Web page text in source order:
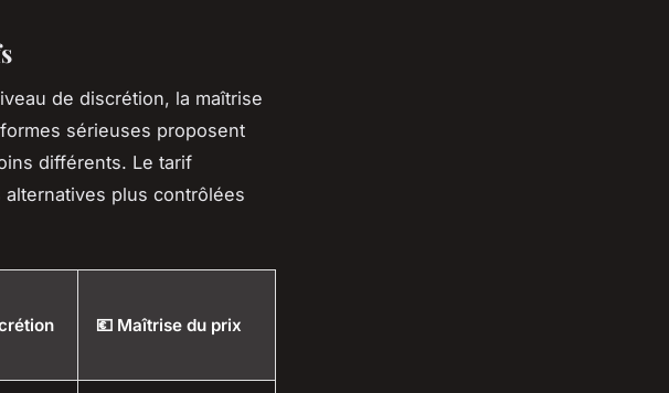
de discrétion, la maîtrise
sérieuses proposent
différents. Le tarif
alternatives plus contrôlées
💶 Maîtrise du prix